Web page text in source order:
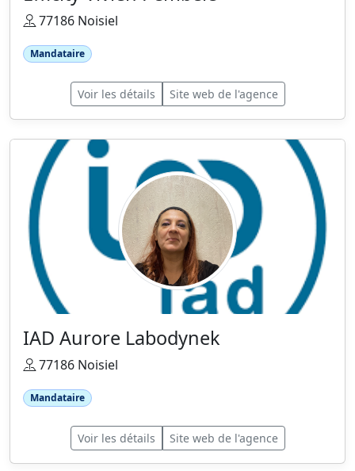
77186 Noisiel
Mandataire
Voir les détails Site web de l'agence
IAD Aurore Labodynek
77186 Noisiel
Mandataire
Voir les détails Site web de l'agence